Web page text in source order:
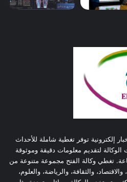
إلكترونية توفر تغطية شاملة للأحداث
الوكالة لتقديم معلومات دقيقة وموثوقة
تغطي وكالة الفتح مجموعة متنوعة من
والثقافة، والرياضة، والعلوم،